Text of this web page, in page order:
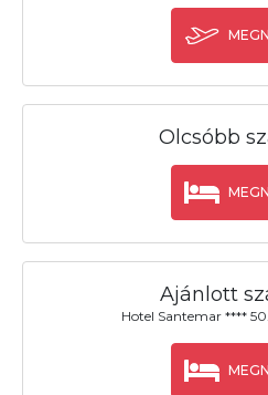
Olcsóbb
Ajánlott
Hotel Santemar ****